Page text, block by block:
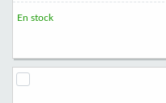
En stock